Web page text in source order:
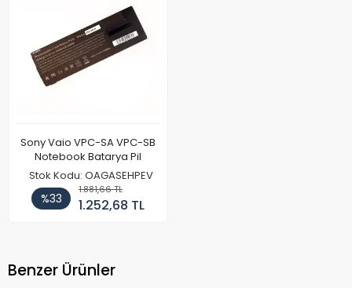
Sony Vaio VPC-SA VPC-SB
Notebook Batarya Pil
Stok Kodu: OAGASEHPEV
%33
1.881,66 TL
1.252,68 TL
Benzer Ürünler